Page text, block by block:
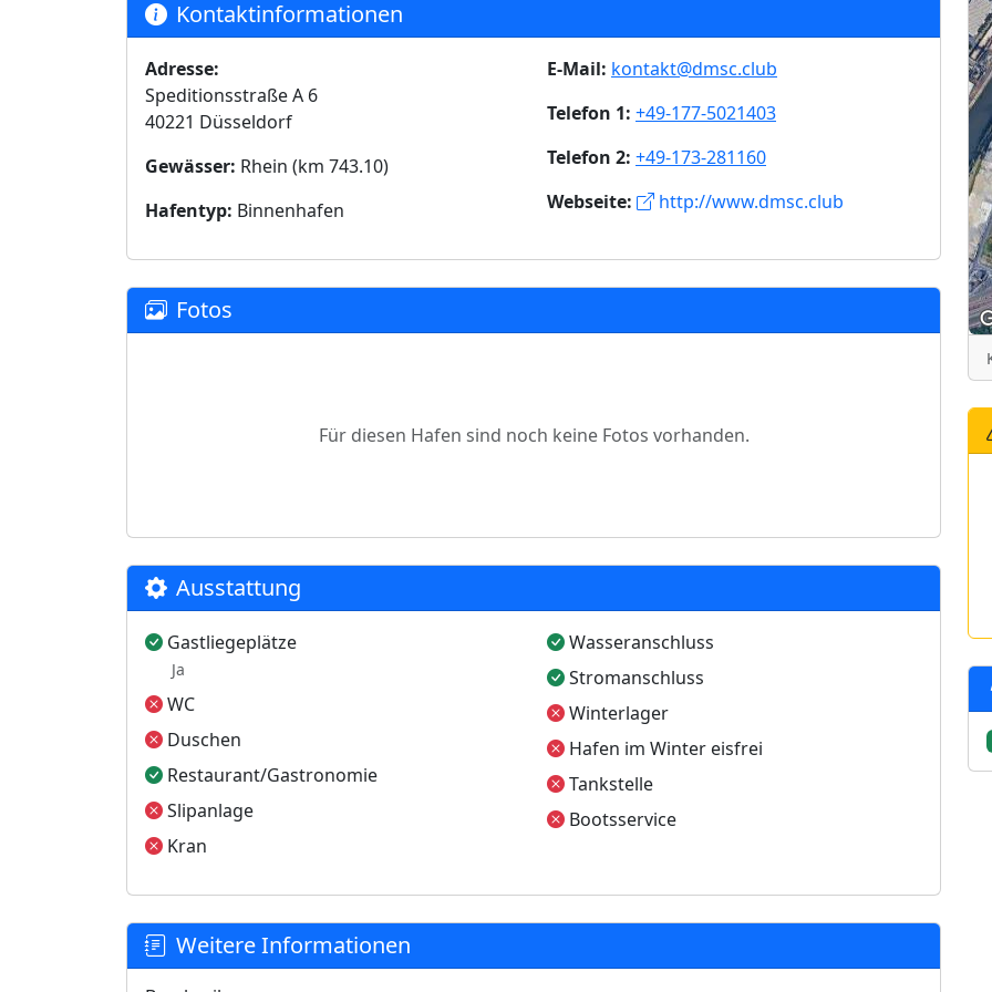
Kontaktinformationen
Adresse:
Speditionsstraße A 6
40221 Düsseldorf
Gewässer: Rhein (km 743.10)
Hafentyp: Binnenhafen
E-Mail: kontakt@dmsc.club
Telefon 1: +49-177-5021403
Telefon 2: +49-173-281160
Webseite:
http://www.dmsc.club
Fotos
Für diesen Hafen sind noch keine Fotos vorhanden.
Ausstattung
Gastliegeplätze
Ja
WC
Duschen
Restaurant/Gastronomie
Slipanlage
Kran
Wasseranschluss
Stromanschluss
Winterlager
Hafen im Winter eisfrei
Tankstelle
Bootsservice
Weitere Informationen